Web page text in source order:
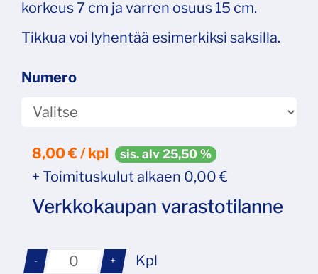
korkeus 7 cm ja varren osuus 15 cm.
Tikkua voi lyhentää esimerkiksi saksilla.
Numero
8,00€ / kpl sis. alv 25,50 %
+ Toimituskulut alkaen 0,00 €
Verkkokaupan varastotilanne
- + Kpl